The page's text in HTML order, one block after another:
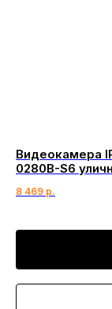
Видеокамера
0280B-S6
8 469 р.